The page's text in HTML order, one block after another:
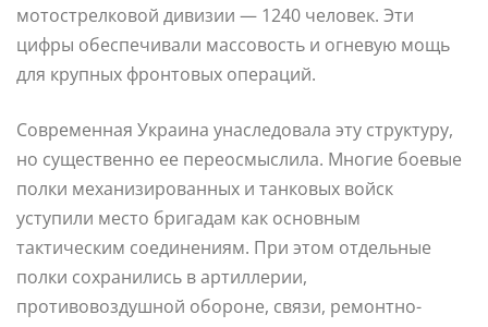
мотострелковой дивизии — 1240 человек. Эти
цифры обеспечивали массовость и огневую мощь
для крупных фронтовых операций.
Современная Украина унаследовала эту структуру,
но существенно ее переосмыслила. Многие боевые
полки механизированных и танковых войск
уступили место бригадам как основным
тактическим соединениям. При этом отдельные
полки сохранились в артиллерии,
противовоздушной обороне, связи, ремонтно-